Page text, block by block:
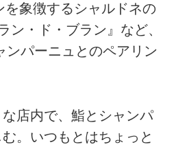
を象徴するシャルドネの
ン・ド・ブラン』など、
ンパーニュとのペアリン
店内で、鮨とシャンパ
。いつもとはちょっと